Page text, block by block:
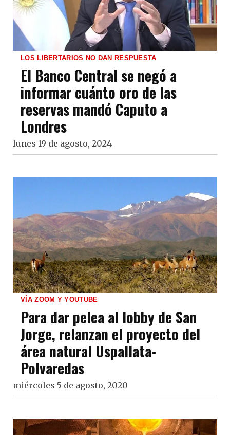
LOS LIBERTARIOS NO DAN RESPUESTA
El Banco Central se negó a
informar cuánto oro de las
reservas mandó Caputo a
Londres
lunes 19 de agosto, 2024
VÍA ZOOM Y YOUTUBE
Para dar pelea al lobby de San
Jorge, relanzan el proyecto del
área natural Uspallata-
Polvaredas
miércoles 5 de agosto, 2020